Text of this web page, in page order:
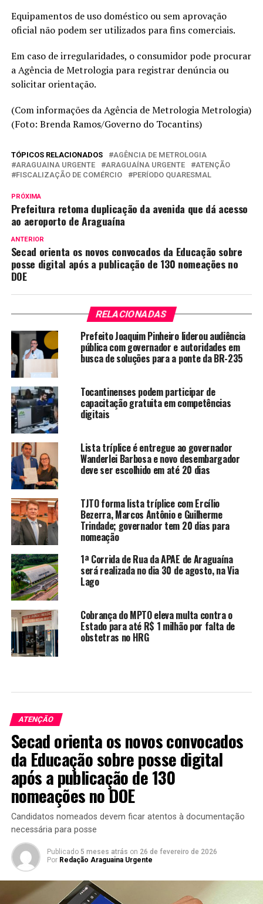
Equipamentos de uso doméstico ou sem aprovação
oficial não podem ser utilizados para fins comerciais.
Em caso de irregularidades, o consumidor pode procurar
a Agência de Metrologia para registrar denúncia ou
solicitar orientação.
(Com informações da Agência de Metrologia Metrologia)
(Foto: Brenda Ramos/Governo do Tocantins)
TÓPICOS RELACIONADOS
AGÊNCIA DE METROLOGIA
ARAGUAINA URGENTE
ARAGUAÍNA URGENTE
ATENÇÃO
FISCALIZAÇÃO DE COMÉRCIO
PERÍODO QUARESMAL
PRÓXIMA
Prefeitura retoma duplicação da avenida que dá acesso
ao aeroporto de Araguaína
ANTERIOR
Secad orienta os novos convocados da Educação sobre
posse digital após a publicação de 130 nomeações no
DOE
RELACIONADAS
Prefeito Joaquim Pinheiro liderou audiência
pública com governador e autoridades em
busca de soluções para a ponte da BR-235
Tocantinenses podem participar de
capacitação gratuita em competências
digitais
Lista tríplice é entregue ao governador
Wanderlei Barbosa e novo desembargador
deve ser escolhido em até 20 dias
TJTO forma lista tríplice com Ercílio
Bezerra, Marcos Antônio e Guilherme
Trindade; governador tem 20 dias para
nomeação
1ª Corrida de Rua da APAE de Araguaína
será realizada no dia 30 de agosto, na Via
Lago
Cobrança do MPTO eleva multa contra o
Estado para até R$ 1 milhão por falta de
obstetras no HRG
ATENÇÃO
Secad orienta os novos convocados
da Educação sobre posse digital
após a publicação de 130
nomeações no DOE
Candidatos nomeados devem ficar atentos à documentação
necessária para posse
Publicado 5 meses atrás on 26 de fevereiro de 2026
Por Redação Araguaina Urgente